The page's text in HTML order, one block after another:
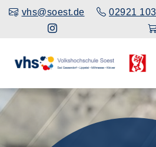
vhs@soest.de 02921